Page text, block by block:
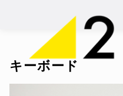
キーボード